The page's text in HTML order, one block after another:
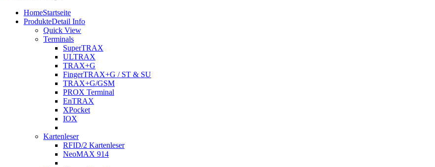
HomeStartseite
ProdukteDetail Info
Quick View
Terminals
SuperTRAX
ULTRAX
TRAX+G
FingerTRAX+G / ST & SU
TRAX+G/GSM
PROX Terminal
EnTRAX
XPocket
IOX
Kartenleser
RFID/2 Kartenleser
NeoMAX 914